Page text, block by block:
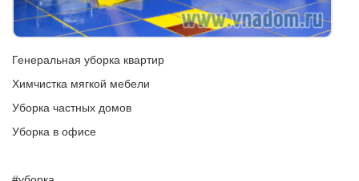
Генеральная уборка квартир
Химчистка мягкой мебели
Уборка частных домов
Уборка в офисе